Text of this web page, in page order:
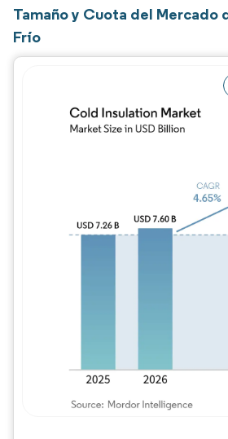
Tamaño y Cuota del Mercado
Frío